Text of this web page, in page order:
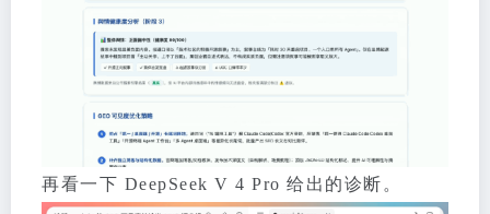
再看一下 DeepSeek V 4 Pro 给出的诊断。